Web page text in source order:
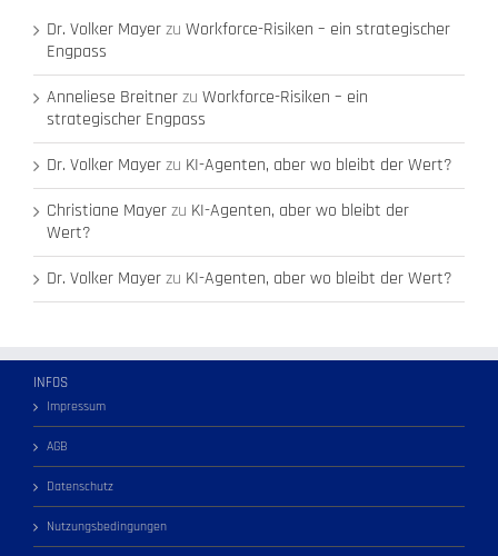
Dr. Volker Mayerzu Workforce-Risiken – ein strategischer
Engpass
Anneliese Breitnerzu Workforce-Risiken – ein
strategischer Engpass
Dr. Volker Mayerzu KI-Agenten, aber wo bleibt der Wert?
Christiane Mayerzu KI-Agenten, aber wo bleibt der
Wert?
Dr. Volker Mayerzu KI-Agenten, aber wo bleibt der Wert?
INFOS
Impressum
AGB
Datenschutz
Nutzungsbedingungen